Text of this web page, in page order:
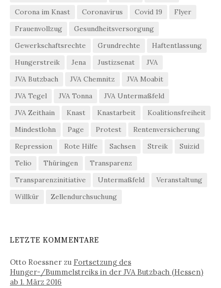
Corona im Knast
Coronavirus Covid 19
Flyer
Frauenvollzug
Gesundheitsversorgung
Gewerkschaftsrechte
Grundrechte
Haftentlassung
Hungerstreik
Jena Justizsenat
JVA
JVA Butzbach
JVA Chemnitz
JVA Moabit
JVA Tegel
JVA Tonna
JVA Untermaßfeld
JVA Zeithain
Knast Knastarbeit
Koalitionsfreiheit
Mindestlohn
Page Protest
Rentenversicherung
Repression
Rote Hilfe Sachsen Streik
Suizid
Telio
Thüringen
Transparenz
Transparenzinitiative
Untermaßfeld
Veranstaltung
Willkür
Zellendurchsuchung
LETZTE KOMMENTARE
Otto Roessner zu Fortsetzung des
Hunger-/Bummelstreiks in der JVA Butzbach (Hessen)
ab 1. März 2016